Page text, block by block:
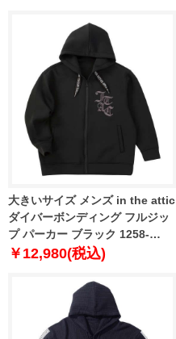
大きいサイズ メンズ in the attic
ダイバーボンディング フルジッ
プ パーカー ブラック 1258-
5363-2 3L 4L 5L 6L
￥12,980(税込)